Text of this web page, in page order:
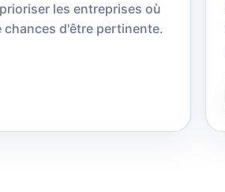
les entreprises où
chances d'être pertinente.